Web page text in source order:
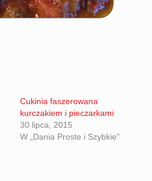
Cukinia faszerowana
kurczakiem i pieczarkami
30 lipca, 2015
W „Dania Proste i Szybkie"